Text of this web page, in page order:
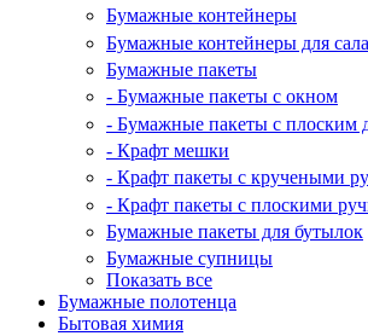
Бумажные контейнеры
Бумажные контейнеры для
Бумажные пакеты
- Бумажные пакеты с окном
- Бумажные пакеты с плоским
- Крафт мешки
- Крафт пакеты с кручеными
- Крафт пакеты с плоскими
Бумажные пакеты для бутылок
Бумажные супницы
Показать все
Бумажные полотенца
Бытовая химия